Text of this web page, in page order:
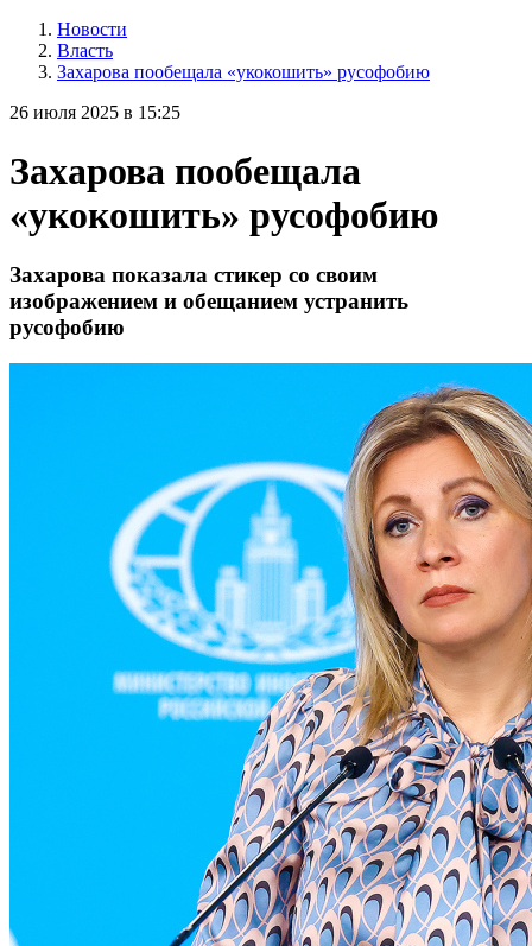
Новости
Власть
Захарова пообещала «укокошить» русофобию
26 июля 2025 в 15:25
Захарова пообещала
«укокошить» русофобию
Захарова показала стикер со своим
изображением и обещанием устранить
русофобию